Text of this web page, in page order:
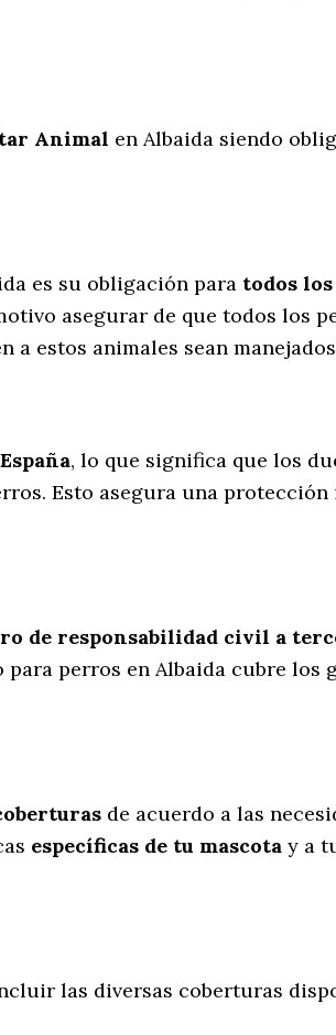
Animal en Albaida siendo
es su obligación para todos
asegurar de que todos los
estos animales sean
, lo que significa que los
. Esto asegura una
de responsabilidad civil a
perros en Albaida cubre los
de acuerdo a las
específicas de tu mascota y a
las diversas coberturas